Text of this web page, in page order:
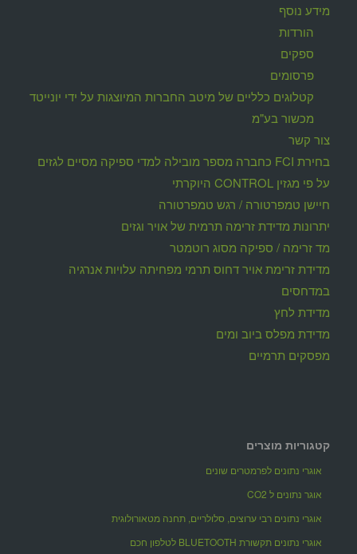
מידע נוסף
הורדות
ספקים
פרסומים
קטלוגים כלליים של מיטב החברות המיוצגות על ידי יונייטד
מכשור בע"מ
צור קשר
בחירת FCI כחברה מספר מובילה למדי ספיקה מסיים לגזים
על פי מגזין CONTROL היוקרתי
חיישן טמפרטורה / רגש טמפרטורה
יתרונות מדידת זרימה תרמית של אויר וגזים
מד זרימה / ספיקה מסוג רוטמטר
מדידת זרימת אויר דחוס תרמי מפחיתה עלויות אנרגיה
במדחסים
מדידת לחץ
מדידת מפלס ביוב ומים
מפסקים תרמיים
קטגוריות מוצרים
אוגרי נתונים לפרמטרים שונים
אוגר נתונים ל CO2
אוגרי נתונים רבי ערוצים, סלולריים, תחנה מטאורולוגית
אוגרי נתונים תקשורת BLUETOOTH לטלפון חכם